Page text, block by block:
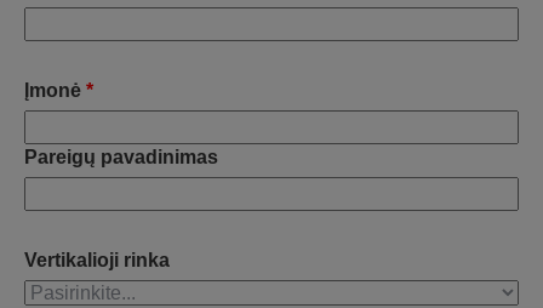
Įmonė *
Pareigų pavadinimas
Vertikalioji rinka